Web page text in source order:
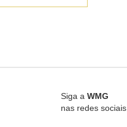
Siga a WMG
nas redes sociais